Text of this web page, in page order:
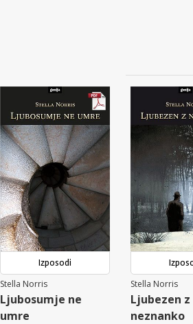
Izposodi
Stella Norris
Ljubosumje ne
umre
Stella Norris
Ljubezen z
neznanko